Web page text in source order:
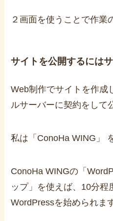
２画面を使うことで作業
サイトを公開するには
Web制作でサイトを作成
ルサーバーに契約をして
私は「ConoHa WING」
ConoHa WINGの「
ップ」を使えば、10分程
WordPressを始められま